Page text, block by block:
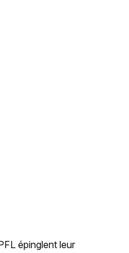
épinglent leur